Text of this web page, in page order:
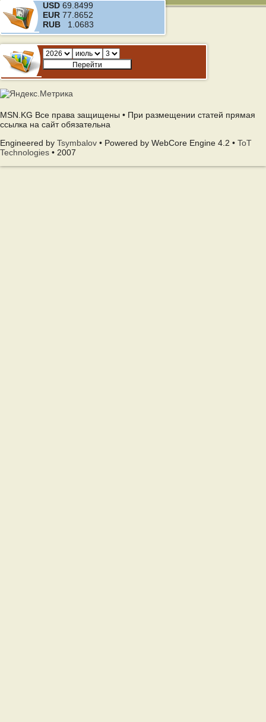
USD 69.8499
EUR 77.8652
RUB 1.0683
MSN.KG Все права защищены • При размещении статей прямая
ссылка на сайт обязательна
Engineered by Tsymbalov • Powered by WebCore Engine 4.2 • ToT
Technologies • 2007